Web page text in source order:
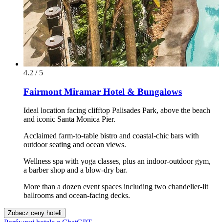
4.2 / 5
Fairmont Miramar Hotel & Bungalows
Ideal location facing clifftop Palisades Park, above the beach
and iconic Santa Monica Pier.
Acclaimed farm-to-table bistro and coastal-chic bars with
outdoor seating and ocean views.
Wellness spa with yoga classes, plus an indoor-outdoor gym,
a barber shop and a blow-dry bar.
More than a dozen event spaces including two chandelier-lit
ballrooms and ocean-facing decks.
Zobacz ceny hoteli